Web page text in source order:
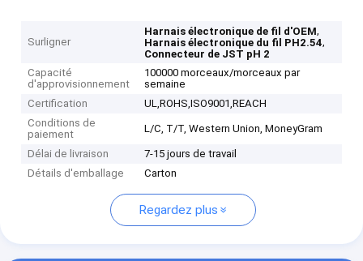
Surligner
Harnais électronique de fil d'OEM,
Harnais électronique du fil PH2.54,
Connecteur de JST pH 2
Capacité
d'approvisionnement
100000 morceaux/morceaux par
semaine
Certification
UL,ROHS,ISO9001,REACH
Conditions de
paiement
L/C, T/T, Western Union, MoneyGram
Délai de livraison
7-15 jours de travail
Détails d'emballage
Carton
Regardez plus